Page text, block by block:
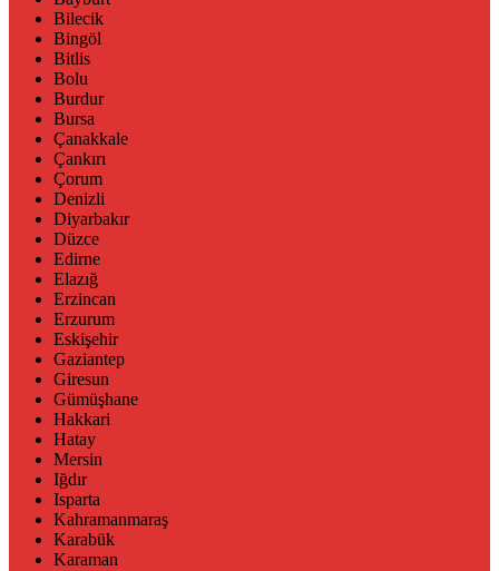
Bilecik
Bingöl
Bitlis
Bolu
Burdur
Bursa
Çanakkale
Çankırı
Çorum
Denizli
Diyarbakır
Düzce
Edirne
Elazığ
Erzincan
Erzurum
Eskişehir
Gaziantep
Giresun
Gümüşhane
Hakkari
Hatay
Mersin
Iğdır
Isparta
Kahramanmaraş
Karabük
Karaman